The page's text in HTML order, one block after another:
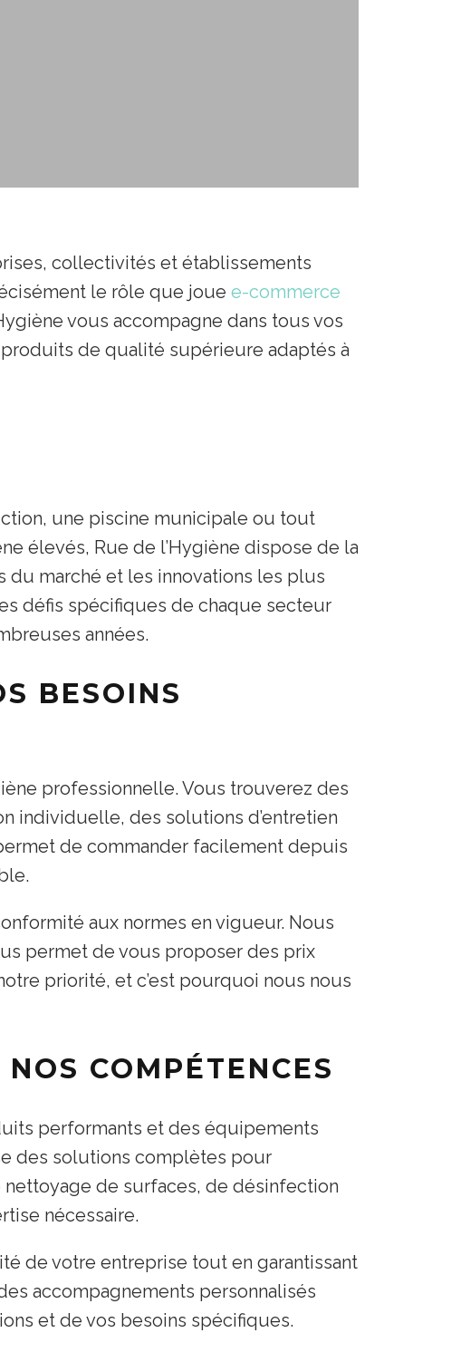
collectivités et établissements
le rôle que joue e-commerce
vous accompagne dans tous vos
de qualité supérieure adaptés à
une piscine municipale ou tout
élevés, Rue de l’Hygiène dispose de la
marché et les innovations les plus
défis spécifiques de chaque secteur
années.
BESOINS
professionnelle. Vous trouverez des
individuelle, des solutions d’entretien
de commander facilement depuis
aux normes en vigueur. Nous
permet de vous proposer des prix
priorité, et c’est pourquoi nous nous
COMPÉTENCES
performants et des équipements
des solutions complètes pour
nettoyage de surfaces, de désinfection
nécessaire.
de votre entreprise tout en garantissant
accompagnements personnalisés
et de vos besoins spécifiques.